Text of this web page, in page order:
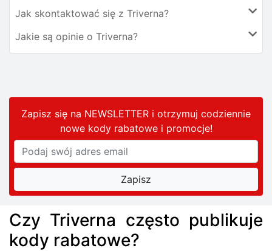
Jak skontaktować się z Triverna?
Jakie są opinie o Triverna?
Zapisz się na NEWSLETTER i otrzymuj codziennie
nowe kody rabatowei promocje!
Czy Triverna często publikuje
kody rabatowe?